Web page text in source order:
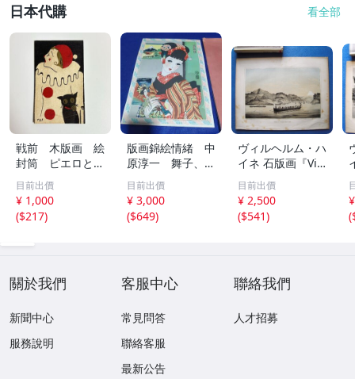
日本代購 看全部
戦前 木版画 絵
封筒 ピエロと黒
猫 ポチ袋
目前出價
¥ 1,000
($217)
版画錦絵情緒 中
原淳一 舞子、芸
子（戦前、戦後）
目前出價
¥ 3,000
($649)
ヴィルヘルム・ハ
イネ 石版画『Vie
w of Uraga, Yed
o Bay(江戸湾,浦
賀の風景)』1856
ペリー提督日本遠
目前出價
¥ 2,500
($541)
(
關於我們
新聞中心
服務說明
客服中心
常見問答
聯絡客服
最新公告
聯絡我們
人才招募